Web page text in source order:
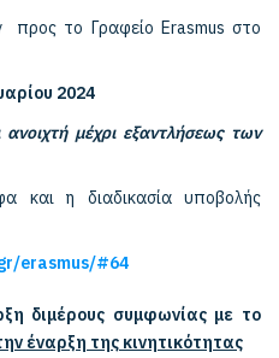
προς το Γραφείο Erasmus στο
2024
μέχρι εξαντλήσεως των
και η διαδικασία υποβολής
erasmus/#64
διμέρους συμφωνίας με το
έναρξη της κινητικότητας